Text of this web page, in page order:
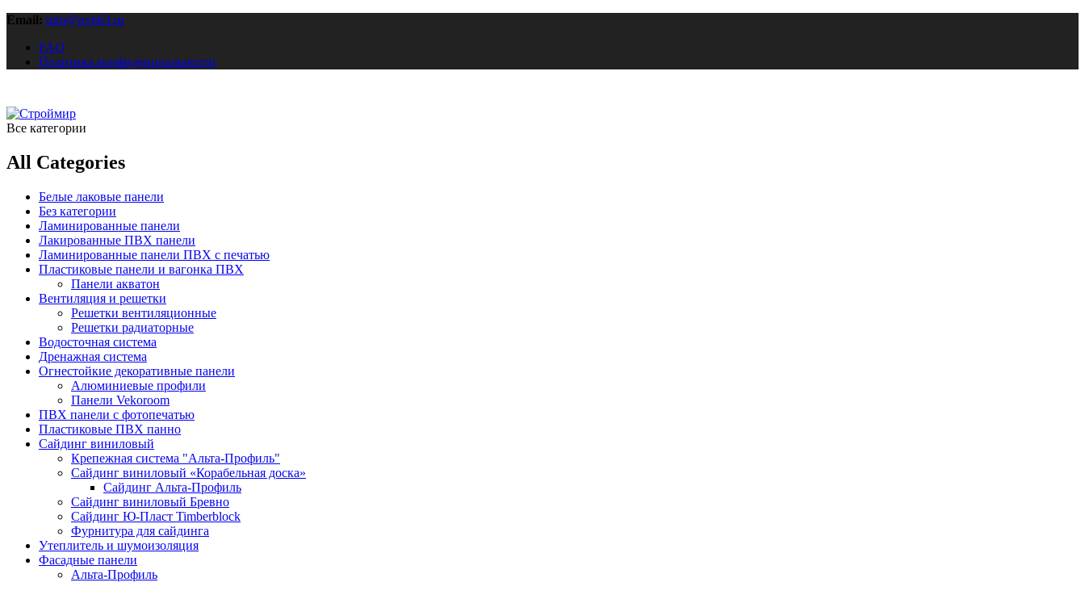
Email: info@pvh63.ru
FAQ
Политика конфиденциальности
Все категории
All Categories
Белые лаковые панели
Без категории
Ламинированные панели
Лакированные ПВХ панели
Ламинированные панели ПВХ с печатью
Пластиковые панели и вагонка ПВХ
Панели акватон
Вентиляция и решетки
Решетки вентиляционные
Решетки радиаторные
Водосточная система
Дренажная система
Огнестойкие декоративные панели
Алюминиевые профили
Панели Vekoroom
ПВХ панели с фотопечатью
Пластиковые ПВХ панно
Сайдинг виниловый
Крепежная система "Альта-Профиль"
Сайдинг виниловый «Корабельная доска»
Сайдинг Альта-Профиль
Сайдинг виниловый Бревно
Сайдинг Ю-Пласт Timberblock
Фурнитура для сайдинга
Утеплитель и шумоизоляция
Фасадные панели
Альта-Профиль